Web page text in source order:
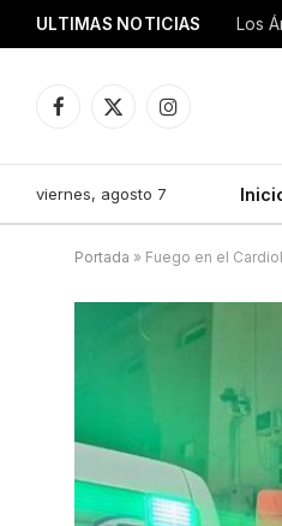
ULTIMAS NOTICIAS Los
Facebook
X
Instagram
viernes, agosto 7
Portada » Fuego en el